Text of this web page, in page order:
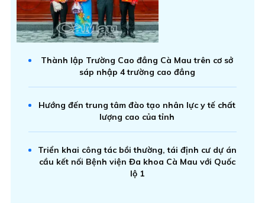
Thành lập Trường Cao đẳng Cà Mau trên cơ sở
sáp nhập 4 trường cao đẳng
Hướng đến trung tâm đào tạo nhân lực y tế chất
lượng cao của tỉnh
Triển khai công tác bồi thường, tái định cư dự án
cầu kết nối Bệnh viện Đa khoa Cà Mau với Quốc
lộ 1